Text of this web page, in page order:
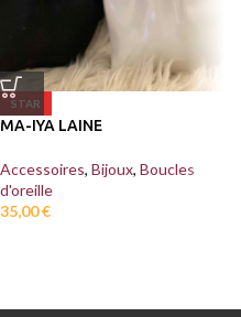
STAR
MA-IYA LAINE
Accessoires, Bijoux, Boucles
d'oreille
35,00€